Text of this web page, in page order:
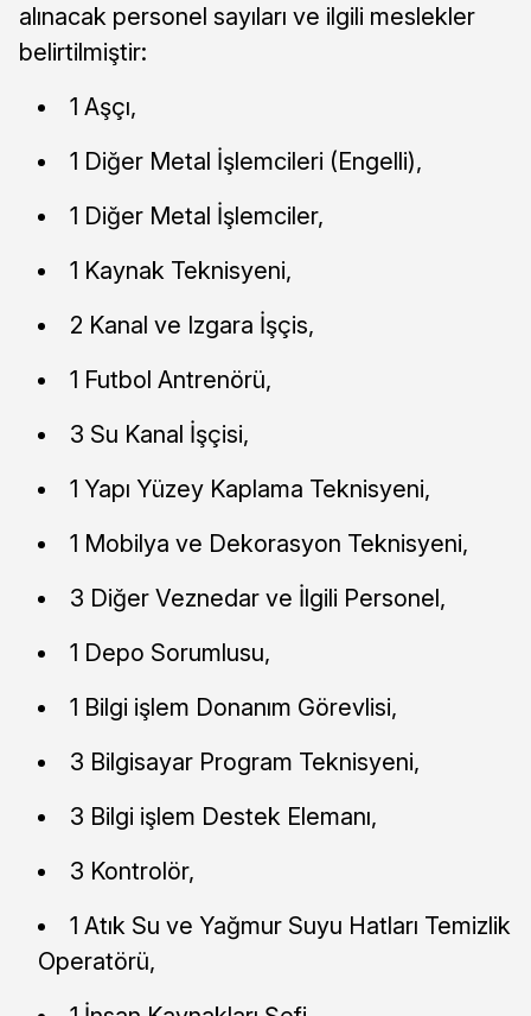
alınacak personel sayıları ve ilgili meslekler
belirtilmiştir:
1 Aşçı,
1 Diğer Metal İşlemcileri (Engelli),
1 Diğer Metal İşlemciler,
1 Kaynak Teknisyeni,
2 Kanal ve Izgara İşçis,
1 Futbol Antrenörü,
3 Su Kanal İşçisi,
1 Yapı Yüzey Kaplama Teknisyeni,
1 Mobilya ve Dekorasyon Teknisyeni,
3 Diğer Veznedar ve İlgili Personel,
1 Depo Sorumlusu,
1 Bilgi işlem Donanım Görevlisi,
3 Bilgisayar Program Teknisyeni,
3 Bilgi işlem Destek Elemanı,
3 Kontrolör,
1 Atık Su ve Yağmur Suyu Hatları Temizlik
Operatörü,